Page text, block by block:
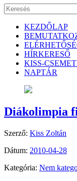
KEZDŐLAP
HÍRKERESŐ
KISS-
NAPTÁR
Diákolimpia
Szerző: Kiss Zoltán
Dátum: 2010-04-28
Kategória: Nem